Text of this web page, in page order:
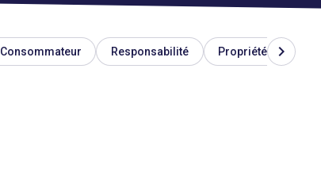
Consommateur Responsabilité Propriété chevron_right